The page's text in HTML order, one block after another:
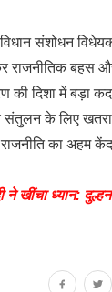
संशोधन
राजनीतिक बहस
दिशा में बड़ा
संतुलन के लिए
का अहम
ने खींचा ध्यान: